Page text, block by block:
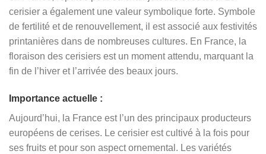
cerisier a également une valeur symbolique forte. Symbole
de fertilité et de renouvellement, il est associé aux festivités
printanières dans de nombreuses cultures. En France, la
floraison des cerisiers est un moment attendu, marquant la
fin de l’hiver et l’arrivée des beaux jours.
Importance actuelle :
Aujourd’hui, la France est l’un des principaux producteurs
européens de cerises. Le cerisier est cultivé à la fois pour
ses fruits et pour son aspect ornemental. Les variétés